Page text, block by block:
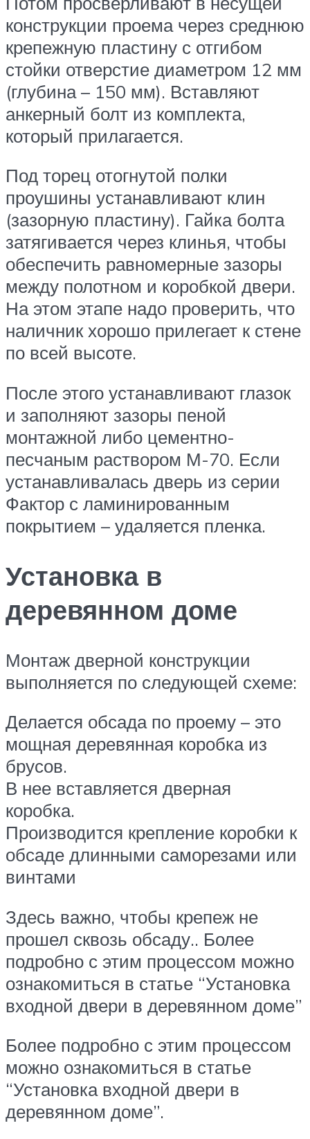
конструкции проема через среднюю
крепежную пластину с отгибом
стойки отверстие диаметром 12 мм
(глубина – 150 мм). Вставляют
анкерный болт из комплекта,
который прилагается.
Под торец отогнутой полки
проушины устанавливают клин
(зазорную пластину). Гайка болта
затягивается через клинья, чтобы
обеспечить равномерные зазоры
между полотном и коробкой двери.
На этом этапе надо проверить, что
наличник хорошо прилегает к стене
по всей высоте.
После этого устанавливают глазок
и заполняют зазоры пеной
монтажной либо цементно-
песчаным раствором М-70. Если
устанавливалась дверь из серии
Фактор с ламинированным
покрытием – удаляется пленка.
Установка в
деревянном доме
Монтаж дверной конструкции
выполняется по следующей схеме:
Делается обсада по проему – это
мощная деревянная коробка из
брусов.
В нее вставляется дверная
коробка.
Производится крепление коробки к
обсаде длинными саморезами или
винтами
Здесь важно, чтобы крепеж не
прошел сквозь обсаду.. Более
подробно с этим процессом можно
ознакомиться в статье “Установка
входной двери в деревянном доме”
Более подробно с этим процессом
можно ознакомиться в статье
“Установка входной двери в
деревянном доме”.